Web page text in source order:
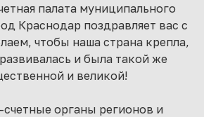
палата муниципального
Краснодар поздравляет вас с
чтобы наша страна крепла,
и была такой же
и великой!
органы регионов и